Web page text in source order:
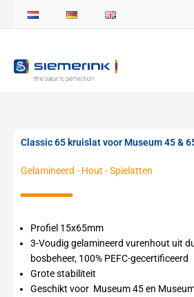
Classic 65 kruislat voor Museum 45 &
Gelamineerd - Hout -Spielatten
Profiel 15x65mm
3-Voudig gelamineerd vurenhout uit
bosbeheer, 100% PEFC-gecertificeerd
Grote stabiliteit
Geschikt voor Museum 45 en